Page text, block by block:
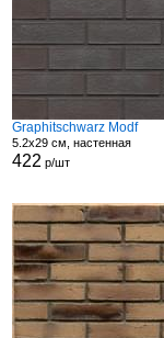
Graphitschwarz Modf
5.2x29 см, настенная
422 р/шт